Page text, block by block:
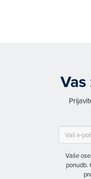
Vaše
ponudb.